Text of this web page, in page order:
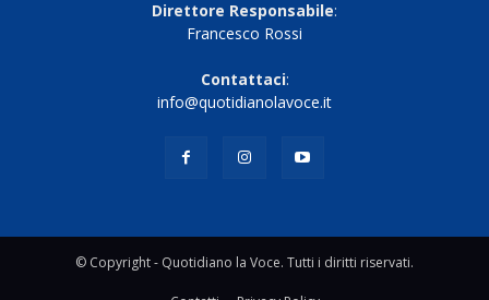
Direttore Responsabile:
Francesco Rossi
Contattaci:
info@quotidianolavoce.it
© Copyright - Quotidiano la Voce. Tutti i diritti riservati.